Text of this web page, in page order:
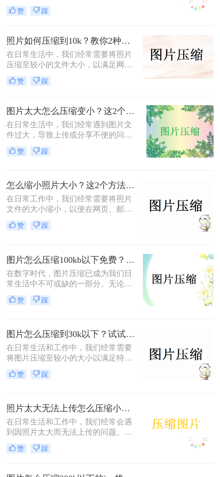
迎。然而，PNG图片有时会因为文件
过大而影响加载速度和用户体验。那
介绍三种将PNG图片压缩大小的方
法，帮助读者轻松解决PNG文件过大
的问题。
赞 踩
照片如何压缩到10k？教你2种常见的压缩方法！
在日常生活中，我们经常需要将照片
压缩至较小的文件大小，以满足网络
上传、邮件发送或存储空间的需求。
那么照片如何压缩到10k呢？本文将
方法。
赞 踩
图片太大怎么压缩变小？这2个压缩方法帮你解决！
在日常生活中，我们经常遇到图片文
件过大，导致上传或分享不便的问
题。为了解决这一困扰，那么图片太
大怎么压缩变小呢？本文将介绍两种
赞 踩
怎么缩小照片大小？这2个方法都可以试一试！
在日常工作中，我们经常需要将照片
文件的大小缩小，以便在网页、邮件
或其他平台上更高效地使用。那么怎
么缩小照片大小呢？本文将介绍两种
赞 踩
图片怎么压缩100kb以下免费？试试这3种压缩方法！
在数字时代，图片压缩已成为我们日
常生活中不可或缺的一部分。无论是
为了节省存储空间，还是为了满足网
络上传的限制，将图片压缩至100KB
三种免费的图片压缩方法，帮助您轻
松实现图片压缩。
赞 踩
图片怎么压缩到30k以下？试试这三种压缩方式！
在日常生活和工作中，我们经常需要
将图片压缩至较小的大小以满足特定
的需求，比如上传到网站或发送电子
邮件。那么图片怎么压缩到30k以下
赞 踩
照片太大无法上传怎么压缩小？这二种方法轻松压缩！
在日常生活和工作中，我们经常会遇
到因照片太大而无法上传的问题。那
么照片太大无法上传怎么压缩小呢？
为了解决这个问题，本文将介绍两种
照片压缩到适合上传的大小。
赞 踩